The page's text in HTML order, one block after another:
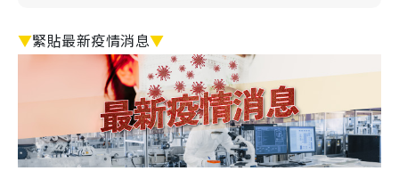
▼緊貼最新疫情消息▼